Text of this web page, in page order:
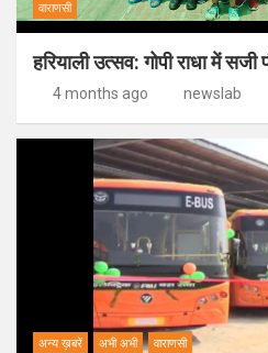
वाराणसी
हरियाली उत्सव: गोपी राधा में
4 months ago newslab
अन्य ख़बरें अभी अभी वाराणसी